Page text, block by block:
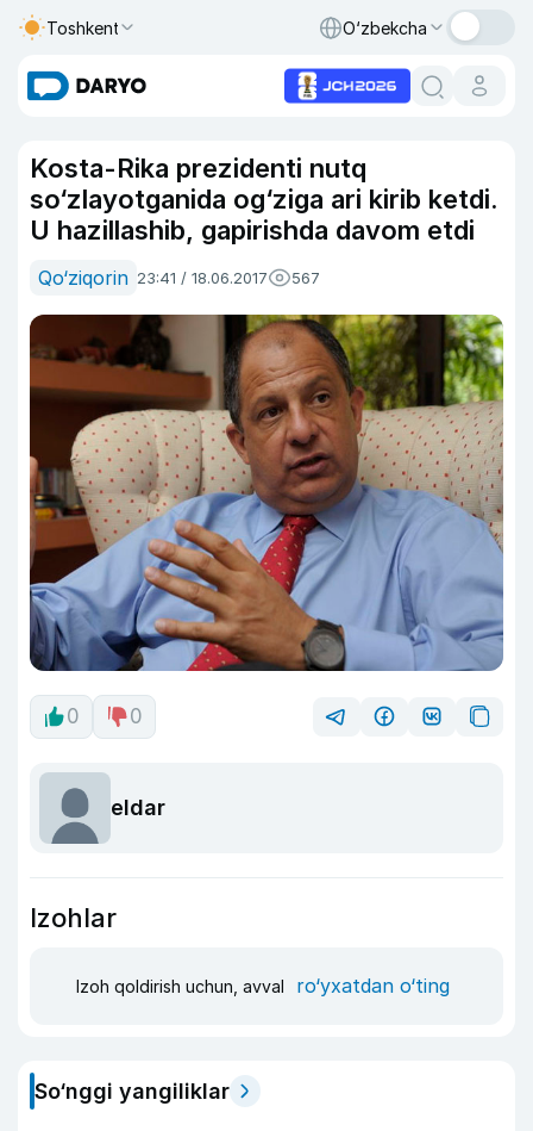
Toshkent O‘zbekcha
Kosta-Rika prezidenti nutq
so‘zlayotganida og‘ziga ari kirib ketdi.
U hazillashib, gapirishda davom etdi
Qo‘ziqorin 23:41 / 18.06.2017 567
0 0
eldar
Izohlar
Izoh qoldirish uchun, avval ro‘yxatdan o‘ting
So‘nggi yangiliklar